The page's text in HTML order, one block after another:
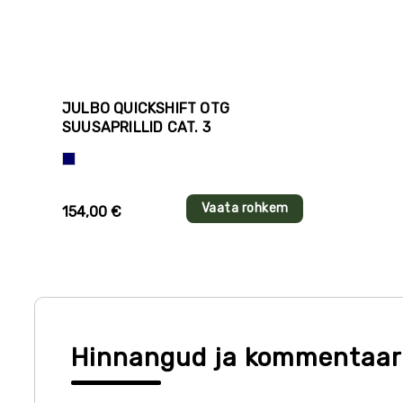
JULBO QUICKSHIFT OTG
SUUSAPRILLID CAT. 3
154,00 € Vaata rohkem
Hinnangud ja